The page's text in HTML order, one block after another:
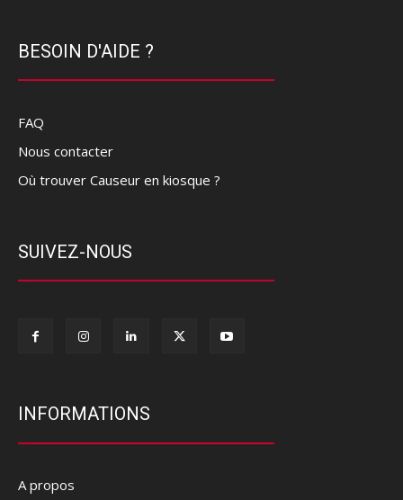
BESOIN D'AIDE ?
FAQ
Nous contacter
Où trouver Causeur en kiosque ?
SUIVEZ-NOUS
INFORMATIONS
A propos